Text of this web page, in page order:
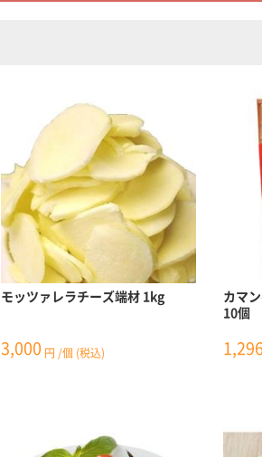
モッツァレラチーズ端材 1kg
3,000 円 /個 (税込)
カマ
10個